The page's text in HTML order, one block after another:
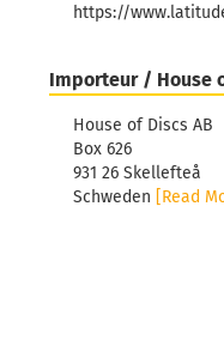
https://
Importeur / House
House of Discs AB
Box 626
931 26 Skellefteå
Schweden [Read